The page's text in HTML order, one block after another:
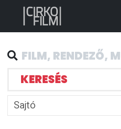
KERESÉS
Sajtó